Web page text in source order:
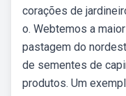
corações de
o. Webtemos a
pastagem do
de sementes de
produtos. Um